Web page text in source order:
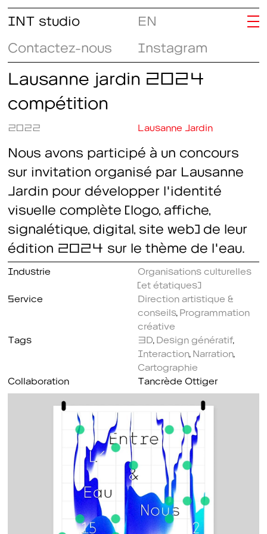
INT studio
Contactez-nous
Instagram
EN
Lausanne jardin 2024
compétition
2022 Lausanne Jardin
Nous avons participé à un concours
sur invitation organisé par Lausanne
Jardin pour développer l'identité
visuelle complète (logo, affiche,
signalétique, digital, site web) de leur
édition 2024 sur le thème de l'eau.
Industrie
Organisations culturelles
(et étatiques)
Service
Direction artistique &
conseils Programmation
créative
Tags
3D Design génératif,
Interaction, Narration,
Cartographie
Collaboration
Tancrède Ottiger